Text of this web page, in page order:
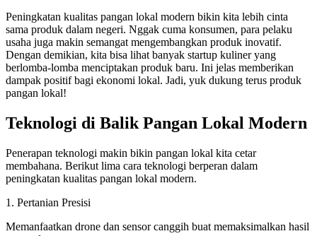
Peningkatan kualitas pangan lokal modern bikin kita lebih cinta
sama produk dalam negeri. Nggak cuma konsumen, para pelaku
usaha juga makin semangat mengembangkan produk inovatif.
Dengan demikian, kita bisa lihat banyak startup kuliner yang
berlomba-lomba menciptakan produk baru. Ini jelas memberikan
dampak positif bagi ekonomi lokal. Jadi, yuk dukung terus produk
pangan lokal!
Teknologi di Balik Pangan Lokal Modern
Penerapan teknologi makin bikin pangan lokal kita cetar
membahana. Berikut lima cara teknologi berperan dalam
peningkatan kualitas pangan lokal modern.
1. Pertanian Presisi
Memanfaatkan drone dan sensor canggih buat memaksimalkan hasil